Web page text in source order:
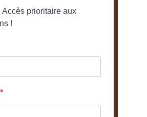
Accès prioritaire aux
!